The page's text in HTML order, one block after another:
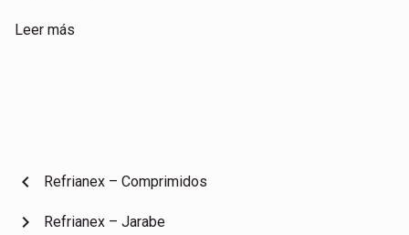
Leer más
chevron_left Refrianex – Comprimidos
Refrianex – Jarabe
chevron_right